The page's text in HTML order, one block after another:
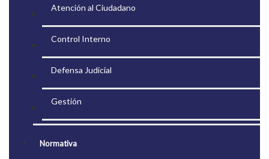
Atención al Ciudadano
Control Interno
Defensa Judicial
Gestión
Normativa